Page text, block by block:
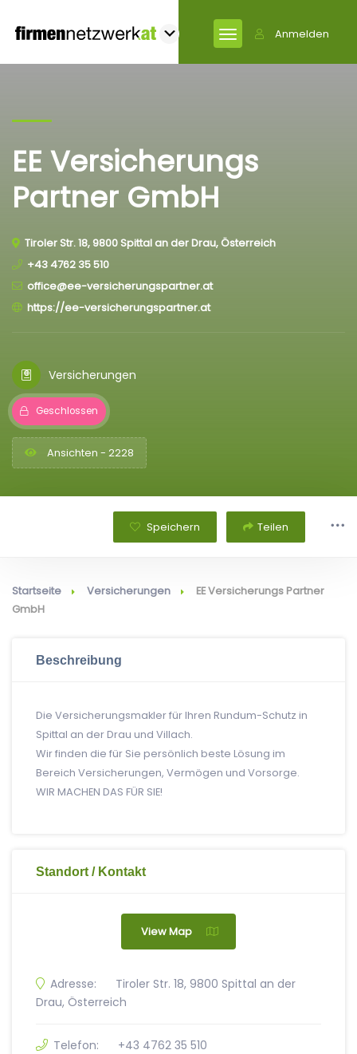
Anmelden
EE Versicherungs
Partner GmbH
Tiroler Str. 18, 9800 Spittal an der Drau, Österreich
+43 4762 35 510
office@ee-versicherungspartner.at
https://ee-versicherungspartner.at
Versicherungen
Geschlossen
Ansichten - 2228
Speichern Teilen
Startseite Versicherungen
EE Versicherungs Partner
GmbH
Beschreibung
Die Versicherungsmakler für Ihren Rundum-Schutz in
Spittal an der Drau und Villach.
Wir finden die für Sie persönlich beste Lösung im
Bereich Versicherungen, Vermögen und Vorsorge.
WIR MACHEN DAS FÜR SIE!
Standort / Kontakt
View Map
Adresse:
Tiroler Str. 18, 9800 Spittal an der
Drau, Österreich
Telefon: +43 4762 35 510